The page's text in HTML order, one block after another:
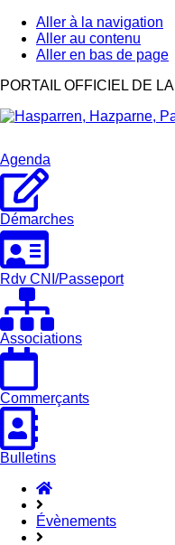
Aller à la navigation
Aller au contenu
Aller en bas de page
Hasparren,
Pays
PORTAIL OFFICIEL DE
Agenda
Démarches
Rdv CNI/Passeport
Associations
Commerçants
Bulletins
Accueil
Évènements